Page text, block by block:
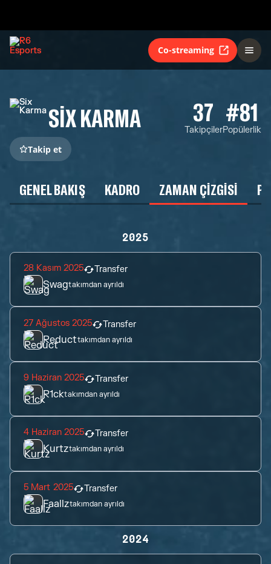
Co-streaming
SIX KARMA 37
Takipçiler
#81
Popülerlik
Takip et
GENEL BAKIŞ KADRO ZAMAN ÇIZGISI
2025
28 Kasım 2025 Transfer
Swagtakımdan ayrıldı
27 Ağustos 2025 Transfer
Reducttakımdan ayrıldı
9 Haziran 2025 Transfer
R1cktakımdan ayrıldı
4 Haziran 2025 Transfer
Kurtztakımdan ayrıldı
5 Mart 2025 Transfer
Faallztakımdan ayrıldı
2024